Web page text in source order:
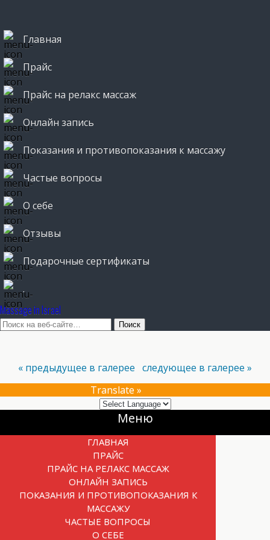
Главная
Прайс
Прайс на релакс массаж
Онлайн запись
Показания и противопоказания к массажу
Частые вопросы
О себе
Отзывы
Подарочные сертификаты
.
Massage in Israel
« предыдущее в галерее следующее в галерее »
Translate »
Прокрутка
Меню
ГЛАВНАЯ
ПРАЙС
ПРАЙС НА РЕЛАКС МАССАЖ
ОНЛАЙН ЗАПИСЬ
ПОКАЗАНИЯ И ПРОТИВОПОКАЗАНИЯ К
МАССАЖУ
ЧАСТЫЕ ВОПРОСЫ
О СЕБЕ